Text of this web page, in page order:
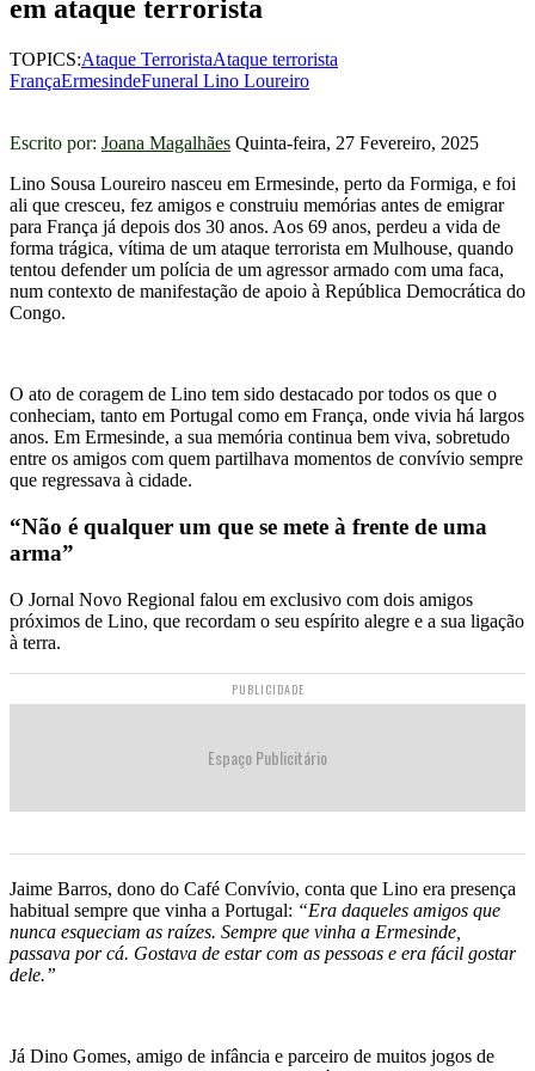
em ataque terrorista
TOPICS:Ataque TerroristaAtaque terrorista
FrançaErmesindeFuneral Lino Loureiro
Escrito por: Joana Magalhães Quinta-feira, 27 Fevereiro, 2025
Lino Sousa Loureiro nasceu em Ermesinde, perto da Formiga, e foi
ali que cresceu, fez amigos e construiu memórias antes de emigrar
para França já depois dos 30 anos. Aos 69 anos, perdeu a vida de
forma trágica, vítima de um ataque terrorista em Mulhouse, quando
tentou defender um polícia de um agressor armado com uma faca,
num contexto de manifestação de apoio à República Democrática do
Congo.
O ato de coragem de Lino tem sido destacado por todos os que o
conheciam, tanto em Portugal como em França, onde vivia há largos
anos. Em Ermesinde, a sua memória continua bem viva, sobretudo
entre os amigos com quem partilhava momentos de convívio sempre
que regressava à cidade.
“Não é qualquer um que se mete à frente de uma
arma”
O Jornal Novo Regional falou em exclusivo com dois amigos
próximos de Lino, que recordam o seu espírito alegre e a sua ligação
à terra.
PUBLICIDADE
Espaço Publicitário
Jaime Barros, dono do Café Convívio, conta que Lino era presença
habitual sempre que vinha a Portugal: “Era daqueles amigos que
nunca esqueciam as raízes. Sempre que vinha a Ermesinde,
passava por cá. Gostava de estar com as pessoas e era fácil gostar
dele.”
Já Dino Gomes, amigo de infância e parceiro de muitos jogos de